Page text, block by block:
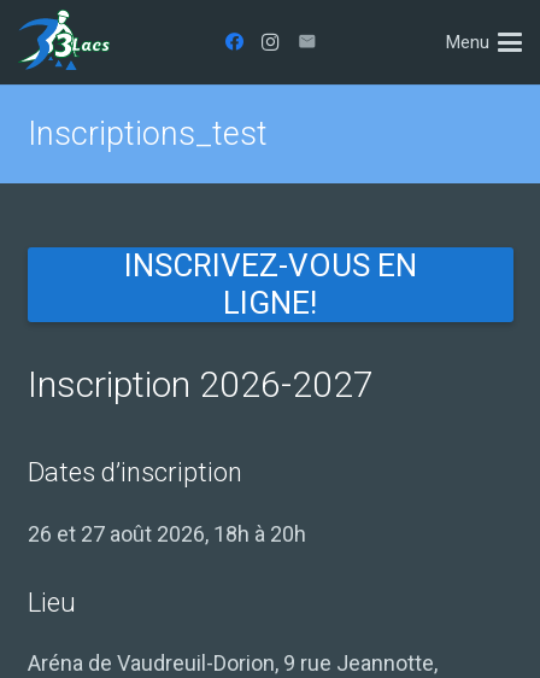
Menu
Inscriptions_test
INSCRIVEZ-VOUS EN
LIGNE!
Inscription 2026-2027
Dates d’inscription
26 et 27 août 2026, 18h à 20h
Lieu
Aréna de Vaudreuil-Dorion, 9 rue Jeannotte,